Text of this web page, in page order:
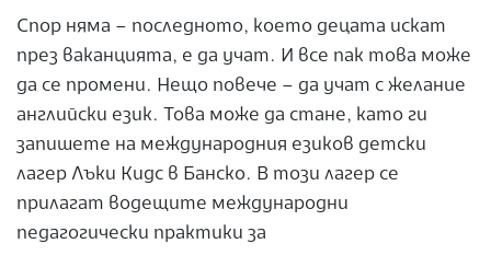
Спор няма – последното, което децата искат
през ваканцията, е да учат. И все пак това може
да се промени. Нещо повече – да учат с желание
английски език. Това може да стане, като ги
запишете на международния езиков детски
лагер Лъки Кидс в Банско. В този лагер се
прилагат водещите международни
педагогически практики за